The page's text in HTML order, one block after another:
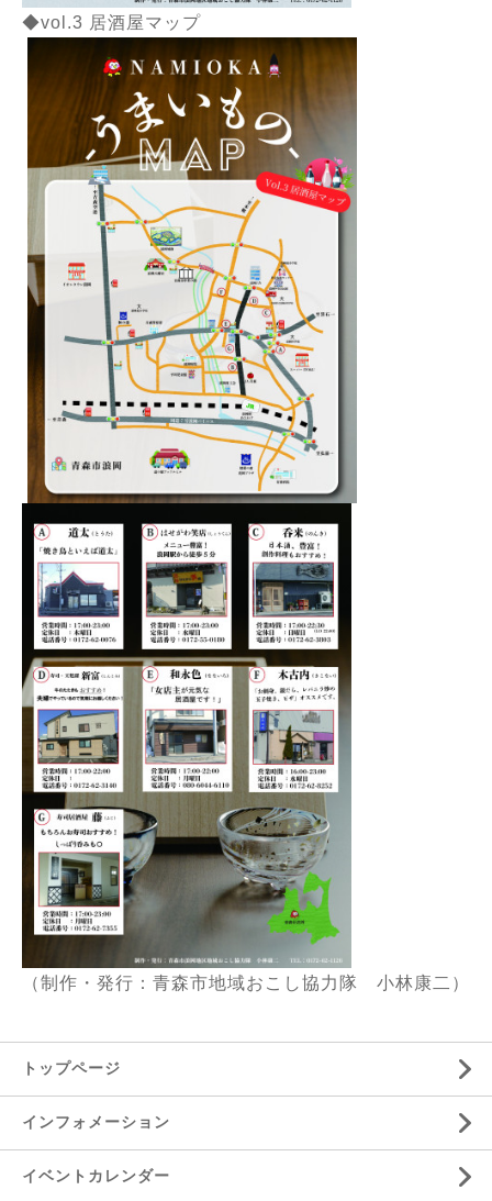
◆vol.3 居酒屋マップ
（制作・発行：青森市地域おこし協力隊 小林康二）
トップページ
インフォメーション
イベントカレンダー